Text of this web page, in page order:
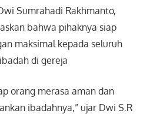
Sumrahadi Rakhmanto,
bahwa pihaknya siap
maksimal kepada seluruh
di gereja
orang merasa aman dan
ibadahnya,” ujar Dwi S.R